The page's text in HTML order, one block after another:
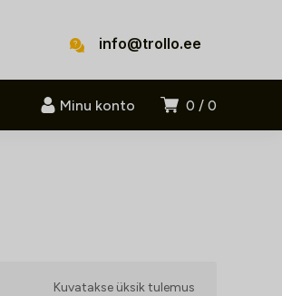
info@trollo.ee
0 0
Minu konto
Kuvatakse üksik tulemus